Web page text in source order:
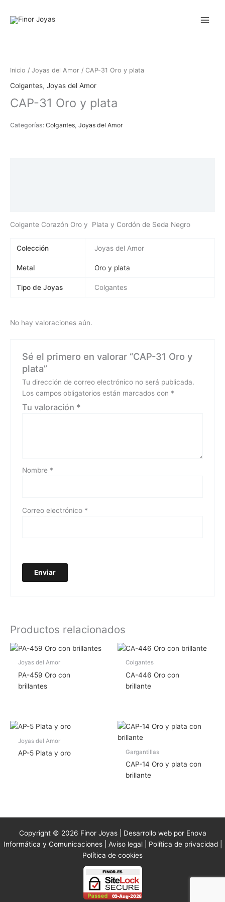
Inicio / Joyas del Amor / CAP-31 Oro y plata
Colgantes, Joyas del Amor
CAP-31 Oro y plata
Categorías: Colgantes Joyas del Amor
Colgante Corazón Oro y Plata y Cordón de Seda Negro
Colección Joyas del Amor
Metal Oro y plata
Tipo de Joyas Colgantes
No hay valoraciones aún.
Sé el primero en valorar “CAP-31 Oro y
plata”
Tu dirección de correo electrónico no será publicada.
Los campos obligatorios están marcados con *
Tu valoración *
Nombre *
Correo electrónico *
Productos relacionados
Joyas del Amor
PA-459 Oro con
brillantes
Colgantes
CA-446 Oro con
brillante
Joyas del Amor
AP-5 Plata y oro Gargantillas
CAP-14 Oro y plata con
brillante
Copyright © 2026 Finor Joyas | Desarrollo web por Enova
Informática y Comunicaciones | Aviso legal| Política de privacidad|
Política de cookies